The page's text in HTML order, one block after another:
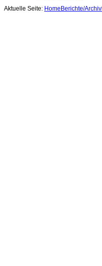
Aktuelle Seite: Home Berichte/Archiv